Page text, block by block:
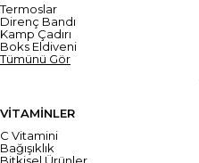
Termoslar
Direnç Bandı
Kamp Çadırı
Boks Eldiveni
Tümünü Gör
VİTAMİNLER
C Vitamini
Bağışıklık